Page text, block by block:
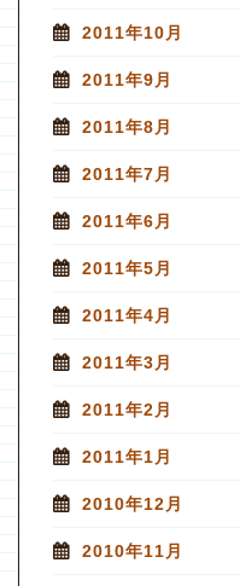
2011年10月
2011年9月
2011年8月
2011年7月
2011年6月
2011年5月
2011年4月
2011年3月
2011年2月
2011年1月
2010年12月
2010年11月